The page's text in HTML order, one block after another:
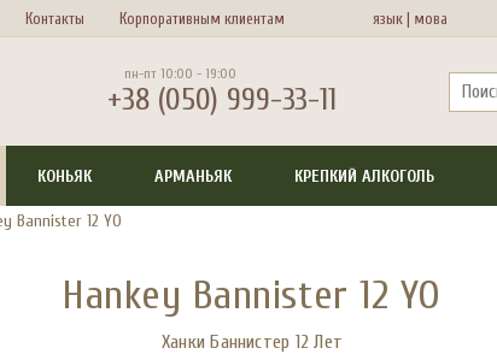
Контакты Корпоративным клиентам язык |мова
пн-пт 10:00 - 19:00
+38 (050) 999-33-11
КОНЬЯК АРМАНЬЯК КРЕПКИЙ АЛКОГОЛЬ
Bannister 12 YO
Hankey Bannister 12 YO
Ханки Баннистер 12 Лет